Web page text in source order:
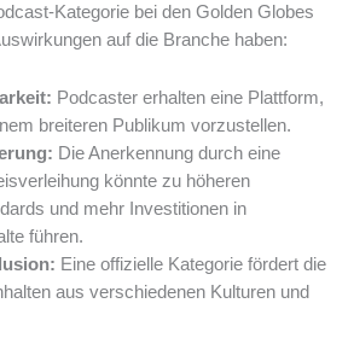
Kategorie bei den Golden Globes
auf die Branche haben:
Podcaster erhalten eine Plattform,
breiteren Publikum vorzustellen.
Die Anerkennung durch eine
könnte zu höheren
und mehr Investitionen in
führen.
Eine offizielle Kategorie fördert die
aus verschiedenen Kulturen und